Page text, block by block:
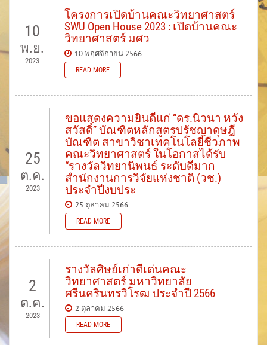
10
พ.ย.
2023
โครงการเปิดบ้านคณะวิทยาศาสตร์
SWU Open House 2023 : เปิดบ้านคณะ
วิทยาศาสตร์ มศว
10 พฤศจิกายน 2566
READ MORE
25
ต.ค.
2023
ขอแสดงความยินดีแก่ “ดร.นิวนา หวัง
สวัสดิ์” บัณฑิตหลักสูตรปรัชญาดุษฎี
บัณฑิต สาขาวิชาเทคโนโลยีชีวภาพ
คณะวิทยาศาสตร์ ในโอกาสได้รับ
“รางวัลวิทยานิพนธ์ ระดับดีมาก
สำนักงานการวิจัยแห่งชาติ (วช.)
ประจำปีงบประ
25 ตุลาคม 2566
READ MORE
2
ต.ค.
2023
รางวัลศิษย์เก่าดีเด่นคณะ
วิทยาศาสตร์ มหาวิทยาลัย
ศรีนครินทรวิโรฒ ประจำปี 2566
2 ตุลาคม 2566
READ MORE